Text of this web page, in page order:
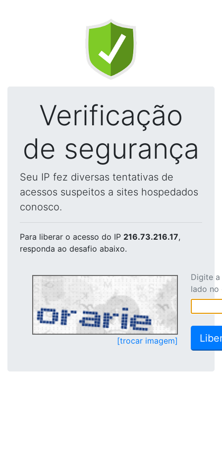
Verificação
de segurança
Seu IP fez diversas tentativas de
acessos suspeitos a sites hospedados
conosco.
Para liberar o acesso do IP 216.73.216.17,
responda ao desafio abaixo.
[trocar imagem]
Digite
lado no